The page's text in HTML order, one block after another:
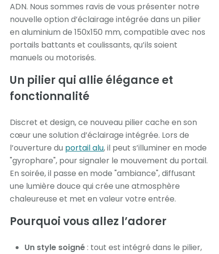
ADN. Nous sommes ravis de vous présenter notre
nouvelle option d’éclairage intégrée dans un pilier
en aluminium de 150x150 mm, compatible avec nos
portails battants et coulissants, qu’ils soient
manuels ou motorisés.
Un pilier qui allie élégance et
fonctionnalité
Discret et design, ce nouveau pilier cache en son
cœur une solution d’éclairage intégrée. Lors de
l’ouverture du portail alu, il peut s’illuminer en mode
"gyrophare", pour signaler le mouvement du portail.
En soirée, il passe en mode "ambiance", diffusant
une lumière douce qui crée une atmosphère
chaleureuse et met en valeur votre entrée.
Pourquoi vous allez l’adorer
Un style soigné: tout est intégré dans le pilier,